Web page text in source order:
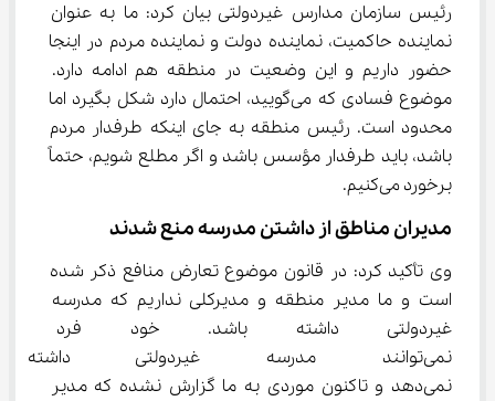
رئیس سازمان مدارس غیردولتی بیان کرد: ما به عنوان
نماینده حاکمیت، نماینده دولت و نماینده مردم در اینجا
حضور داریم و این وضعیت در منطقه هم ادامه دارد.
موضوع فسادی که می‌گویید، احتمال دارد شکل بگیرد اما
محدود است. رئیس منطقه به جای اینکه طرفدار مردم
باشد، باید طرفدار مؤسس باشد و اگر مطلع شویم، حتماً
برخورد می‌کنیم.
مدیران مناطق از داشتن مدرسه منع شدند
وی تأکید کرد: در قانون موضوع تعارض منافع ذکر شده
است و ما مدیر منطقه و مدیرکلی نداریم که مدرسه
غیردولتی داشته باشد. خود
نمی‌توانند مدرسه غیردولتی
نمی‌دهد و تاکنون موردی به ما گزارش نشده که مدیر